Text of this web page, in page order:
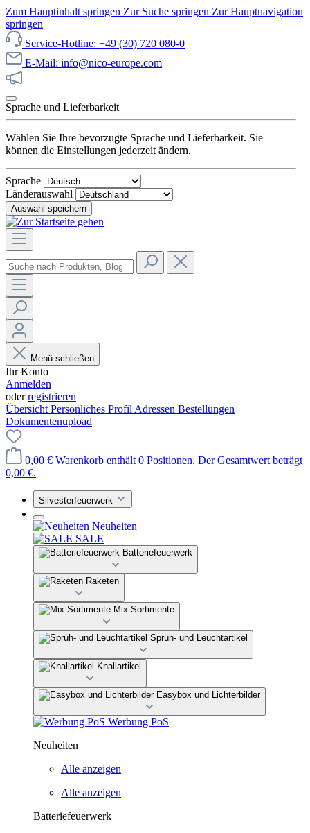
Zum Hauptinhalt springen Zur Suche springen Zur Hauptnavigation
springen
Service-Hotline: +49 (30) 720 080-0
E-Mail: info@nico-europe.com
Sprache und Lieferbarkeit
Wählen Sie Ihre bevorzugte Sprache und Lieferbarkeit. Sie
können die Einstellungen jederzeit ändern.
Sprache
Länderauswahl
Auswahl speichern
Menü schließen
Ihr Konto
Anmelden
oderregistrieren
Übersicht Persönliches Profil Adressen Bestellungen
Dokumentenupload
0,00 € Warenkorb enthält 0 Positionen. Der Gesamtwert beträgt
0,00 €.
Silvesterfeuerwerk
Neuheiten
SALE
Batteriefeuerwerk
Raketen
Mix-Sortimente
Sprüh- und Leuchtartikel
Knallartikel
Easybox und Lichterbilder
Werbung PoS
Neuheiten
Alle anzeigen
Alle anzeigen
Batteriefeuerwerk